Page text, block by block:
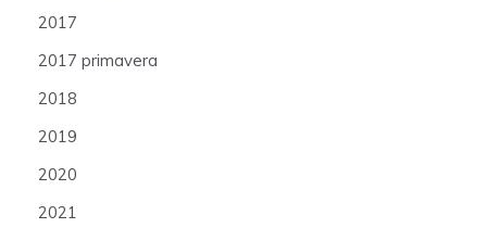
2017
2017 primavera
2018
2019
2020
2021